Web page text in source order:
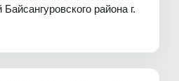
района г.